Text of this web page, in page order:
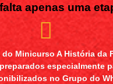
apenas uma
Minicurso A História da
especialmente
no Grupo do